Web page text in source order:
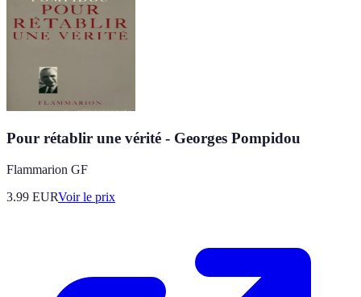
Pour rétablir une vérité - Georges Pompidou
Flammarion GF
3.99 EURVoir le prix